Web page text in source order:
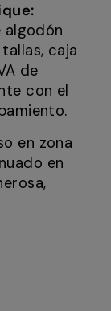
caja
de
con el
en zona
en